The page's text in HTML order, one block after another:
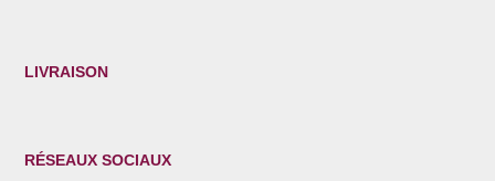
LIVRAISON
RÉSEAUX SOCIAUX